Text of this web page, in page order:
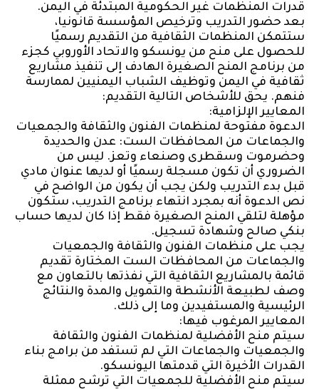
قدرات المنظمات غير الحكومية المبتدئة في اليمن.
بعد حضور التدريب وترخيص المؤسسة قانونيا،
ستتمكن المنظمات الثقافية من التقديم رسميًا
للحصول على منح من يونسكو والاتحاد الأوروبي كجزء
من برنامج المنح الصغيرة الهادف إلى تنفيذ مشاريع
ثقافية في اليمن وتوظيف الشباب اليمنيين لممارسة
فنهم. يحق للأشخاص التالية التقديم:
المعايير الإلزامية:
الدعوة مفتوحة لمنظمات الفنون والثقافة والجمعيات
والجماعات من المحافظات الست: عدن والحديدة
وحضرموت وسقطرى وصنعاء وتعز. ليس من
الضروري أن تكون مسجلة رسميًا أو لديها عنوان مادي
قبل بدء التدريب ولكن يجب أن يكون من الواضح في
نص الدعوة أنه بمجرد انتهاء برنامج التدريب، ستكون
مؤهلة لتلقي المنح الصغيرة فقط إذا كان لديها حساب
بنكي صالح وشهادة تسجيل.
يجب على منظمات الفنون والثقافة والجمعيات
والجماعات من المحافظات الست المختارة تقديم
قائمة بالمشاريع الثقافية التي نفذتها بالتعاون مع
وصف لطبيعة الأنشطة والتمويل والمدة والنتائج
الرئيسية والمستفيدين وما إلى ذلك.
المعايير المرغوب فيها:
سيتم منح الأفضلية لمنظمات الفنون والثقافة
والجمعيات والجماعات التي لم تستفد من برامج بناء
القدرات الأخيرة التي قدمتها اليونسكو.
سيتم منح الأفضلية للجمعيات التي ترشح ممثلة